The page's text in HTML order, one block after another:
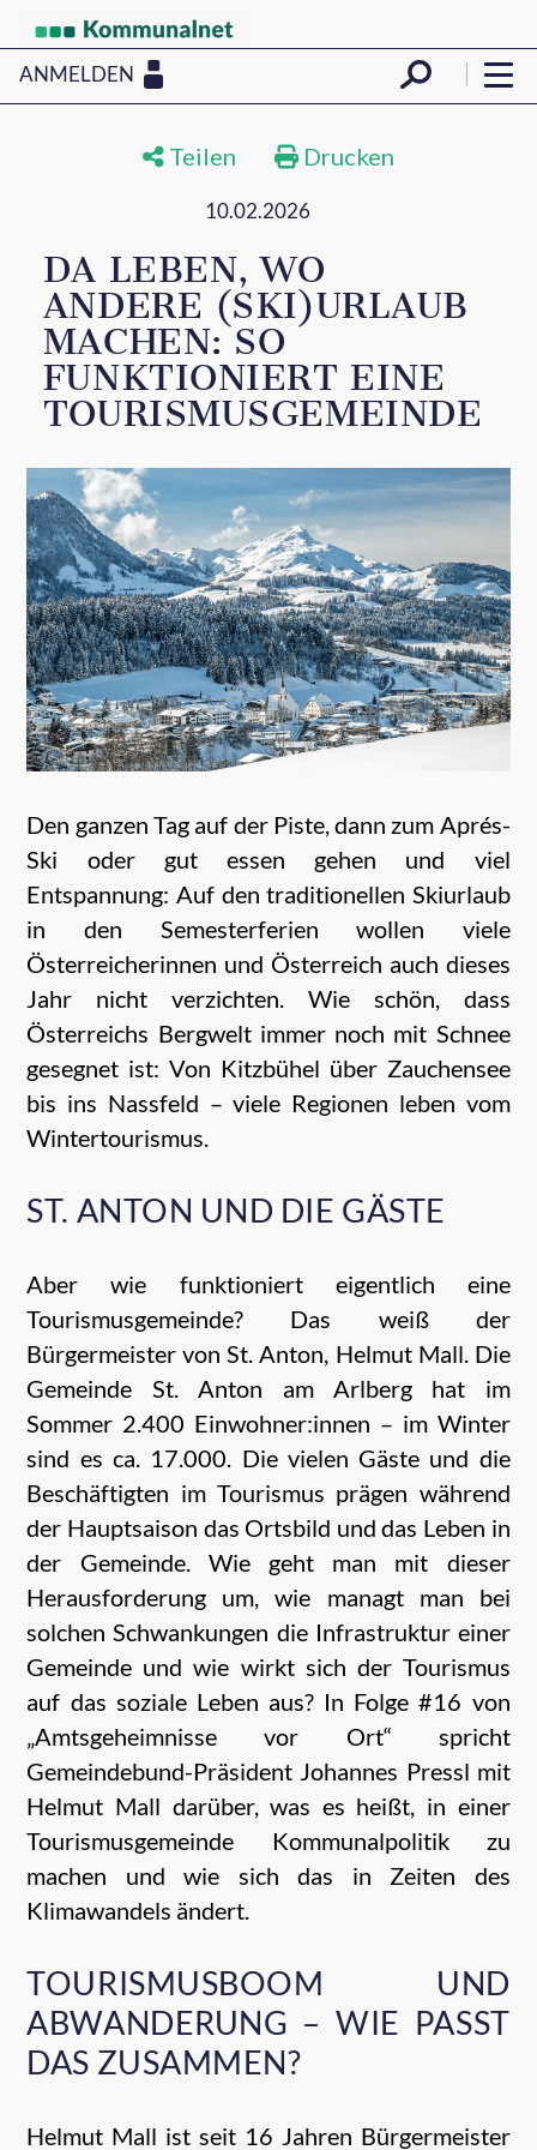
ANMELDEN
Teilen Drucken
10.02.2026
DA LEBEN, WO
ANDERE (SKI)URLAUB
MACHEN: SO
FUNKTIONIERT EINE
TOURISMUSGEMEINDE
Den ganzen Tag auf der Piste, dann zum Aprés-
Ski oder gut essen gehen und viel
Entspannung: Auf den traditionellen Skiurlaub
in den Semesterferien wollen viele
Österreicherinnen und Österreich auch dieses
Jahr nicht verzichten. Wie schön, dass
Österreichs Bergwelt immer noch mit Schnee
gesegnet ist: Von Kitzbühel über Zauchensee
bis ins Nassfeld – viele Regionen leben vom
Wintertourismus.
ST. ANTON UND DIE GÄSTE
Aber wie funktioniert eigentlich eine
Tourismusgemeinde? Das weiß der
Bürgermeister von St. Anton, Helmut Mall. Die
Gemeinde St. Anton am Arlberg hat im
Sommer 2.400 Einwohner:innen – im Winter
sind es ca. 17.000. Die vielen Gäste und die
Beschäftigten im Tourismus prägen während
der Hauptsaison das Ortsbild und das Leben in
der Gemeinde. Wie geht man mit dieser
Herausforderung um, wie managt man bei
solchen Schwankungen die Infrastruktur einer
Gemeinde und wie wirkt sich der Tourismus
auf das soziale Leben aus? In Folge #16 von
„Amtsgeheimnisse vor Ort“ spricht
Gemeindebund-Präsident Johannes Pressl mit
Helmut Mall darüber, was es heißt, in einer
Tourismusgemeinde Kommunalpolitik zu
machen und wie sich das in Zeiten des
Klimawandels ändert.
TOURISMUSBOOM UND
ABWANDERUNG – WIE PASST
DAS ZUSAMMEN?
Helmut Mall ist seit 16 Jahren Bürgermeister